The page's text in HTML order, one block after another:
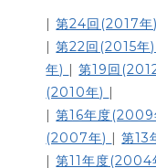
|第24回(2017年)
|第22回(2015年)
年) |第19回
(2010年) |
|第16年度(2009
(2007年) |第13
|第11年度(2004